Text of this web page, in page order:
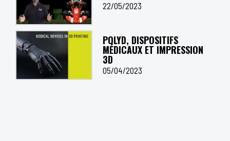
22/05/2023
POLYD, DISPOSITIFS
MÉDICAUX ET IMPRESSION
3D
05/04/2023